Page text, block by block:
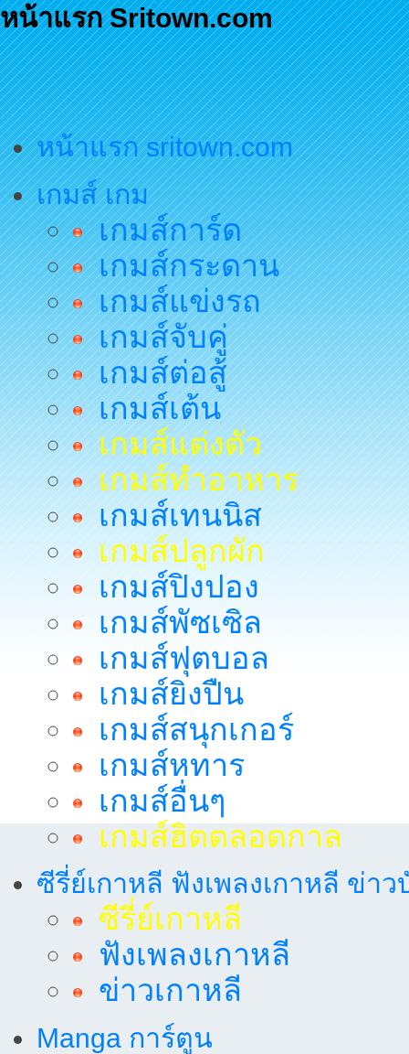
หน้าแรก Sritown.com
หน้าแรก sritown.com
เกมส์ เกม
เกมส์การ์ด
เกมส์กระดาน
เกมส์แข่งรถ
เกมส์จับคู่
เกมส์ต่อสู้
เกมส์เต้น
เกมส์แต่งตัว
เกมส์ทำอาหาร
เกมส์เทนนิส
เกมส์ปลูกผัก
เกมส์ปิงปอง
เกมส์พัซเซิล
เกมส์ฟุตบอล
เกมส์ยิงปืน
เกมส์สนุกเกอร์
เกมส์หทาร
เกมส์อื่นๆ
เกมส์ฮิตตลอดกาล
ซีรี่ย์เกาหลี ฟังเพลงเกาหลี ข่าว
ซีรี่ย์เกาหลี
ฟังเพลงเกาหลี
ข่าวเกาหลี
Manga การ์ตูน